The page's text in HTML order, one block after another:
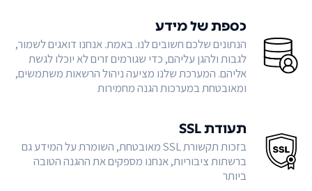
כספת של מידע
הנתונים שלכם חשובים לנו. באמת. אנחנו דואגים לשמור,
לגבות ולהגן עליהם, כדי שגורמים זרים לא יוכלו לגשת
אליהם. המערכת שלנו מציעה ניהול הרשאות משתמשים,
ומאובטחת במערכות הגנה מחמירות
תעודת SSL
בזכות תקשורת SSL מאובטחת, השומרת על המידע גם
ברשתות ציבוריות, אנחנו מספקים את ההגנה הטובה
ביותר